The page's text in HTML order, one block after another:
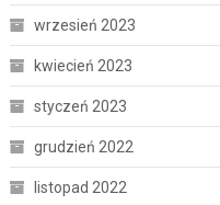
wrzesień 2023
kwiecień 2023
styczeń 2023
grudzień 2022
listopad 2022